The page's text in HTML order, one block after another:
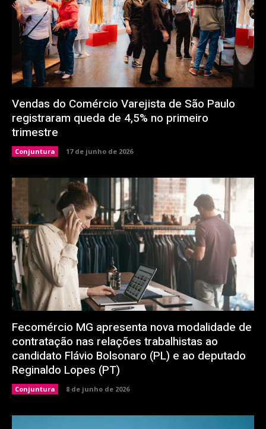
Vendas do Comércio Varejista de São Paulo
registraram queda de 4,5% no primeiro
trimestre
Conjuntura 17 de junho de 2026
Fecomércio MG apresenta nova modalidade de
contratação nas relações trabalhistas ao
candidato Flávio Bolsonaro (PL) e ao deputado
Reginaldo Lopes (PT)
Conjuntura 8 de junho de 2026